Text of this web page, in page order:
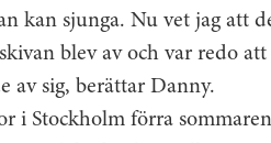
kan sjunga. Nu vet jag att
blev av och var redo
av sig, berättar Danny.
i Stockholm förra